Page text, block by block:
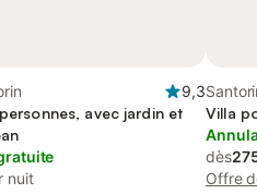
9,3
avec jardin et
nuit
Villa
dès
Offre